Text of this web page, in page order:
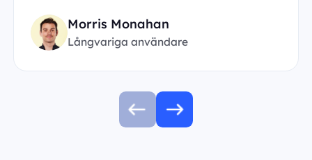
Morris Monahan
Långvariga användare